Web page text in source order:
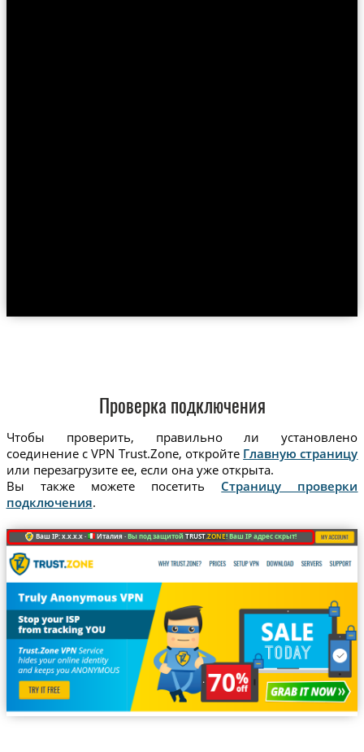
Проверка подключения
Чтобы проверить, правильно ли установлено
соединение с VPN Trust.Zone, откройте Главную страницу
или перезагрузите ее, если она уже открыта.
Вы также можете посетить Страницу проверки
подключения.
Ваш IP: x.x.x.x · Италия ·Вы под защитойTRUST.ZONE! Ваш IP адрес скрыт!